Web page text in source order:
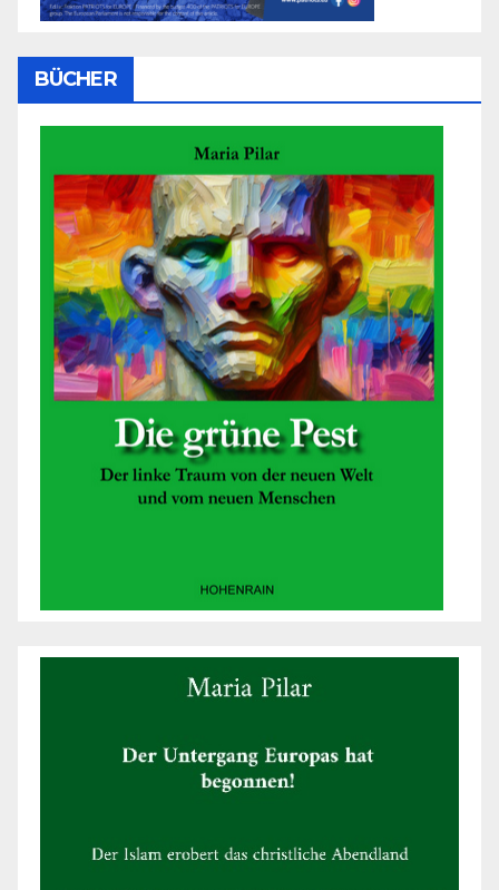
BÜCHER